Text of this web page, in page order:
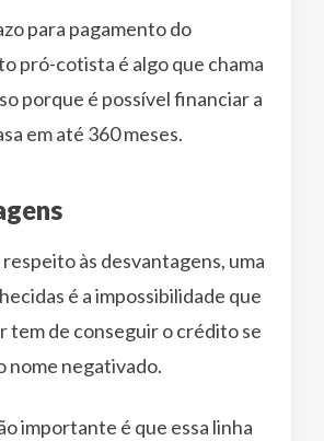
para pagamento do
pró-cotista é algo que chama
porque é possível financiar a
em até 360 meses.
respeito às desvantagens, uma
é a impossibilidade que
tem de conseguir o crédito se
nome negativado.
importante é que essa linha